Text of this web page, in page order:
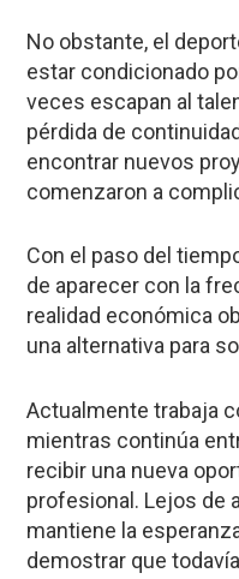
No obstante, el
estar condicionado
veces escapan al
pérdida de
encontrar nuevos
comenzaron a
Con el paso del
de aparecer con la
realidad económica
una alternativa para
Actualmente trabaja
mientras continúa
recibir una nueva
profesional. Lejos de
mantiene la
demostrar que